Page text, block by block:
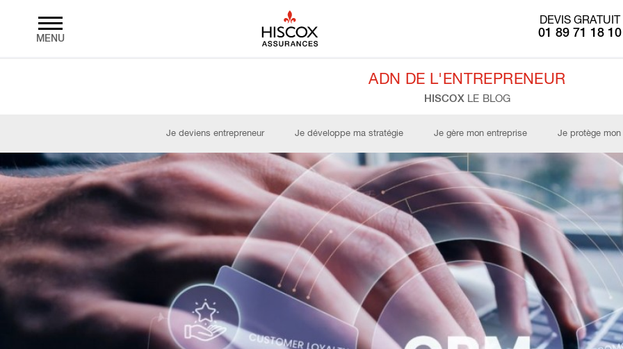
MENU
DEVIS GRATUIT
01 89 71 18 10
ADN DE L'ENTREPRENEUR
HISCOX LE BLOG
Je deviens entrepreneur Je développe ma stratégie Je gère mon entreprise Je protège